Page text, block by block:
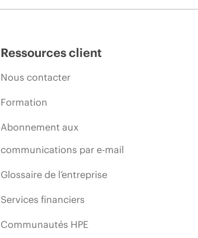
Ressources client
Nous contacter
Formation
Abonnement aux
communications par e-mail
Glossaire de l’entreprise
Services financiers
Communautés HPE